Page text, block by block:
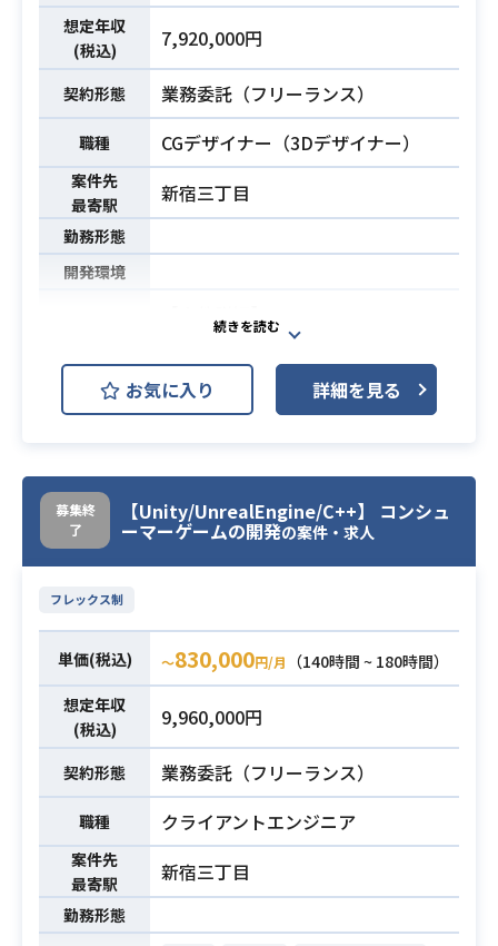
想定年収
(税込)
7,920,000円
契約形態 業務委託（フリーランス）
職種 CGデザイナー（3Dデザイナー）
案件先
最寄駅
新宿三丁目
勤務形態
開発環境
業務内容
【案件詳細】
・3D背景モデル作成
・3Dキャラクターモデル作成
・3Dキャラクターモデルのリグ作
ータ作成
・3Dヴィジュアルエフェクト(VFX)
の作成
・ゲームエンジン用のシェーダー作
ョン
必須スキル
る実務経験のある方
お気に入り 詳細を見る
募集終
了
【Unity/UnrealEngine/C++】 コンシュ
ーマーゲームの開発の案件・求人
フレックス制
単価(税込) 〜830,000円/月
（140時間 ~ 180時間）
想定年収
(税込)
9,960,000円
契約形態 業務委託（フリーランス）
職種 クライアントエンジニア
案件先
最寄駅
新宿三丁目
勤務形態